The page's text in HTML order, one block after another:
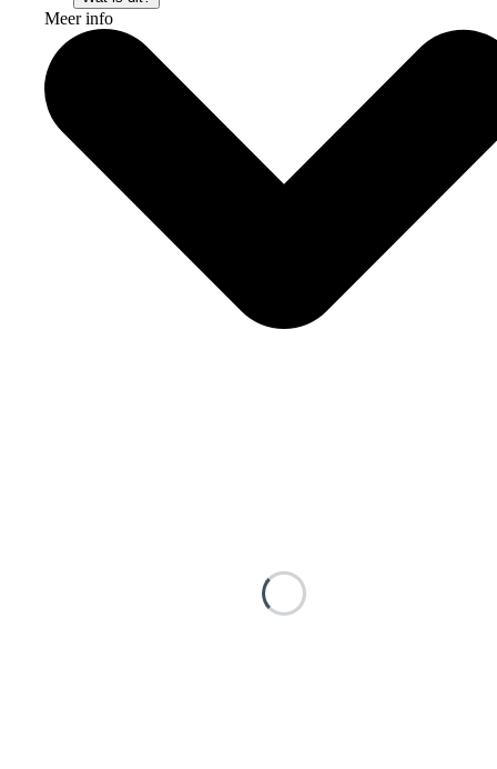
Meer info